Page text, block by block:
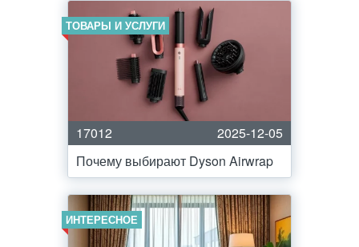
ТОВАРЫ И УСЛУГИ
17012
2025-12-05
Почему выбирают Dyson Airwrap
ИНТЕРЕСНОЕ